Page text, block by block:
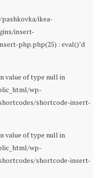
ikea-
insert-
php.php(25) : eval()’d
value of type null in
wp-
shortcode-insert-
value of type null in
wp-
shortcode-insert-